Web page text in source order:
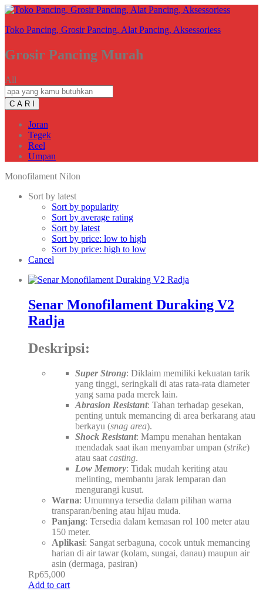
Toko Pancing, Grosir Pancing, Alat Pancing, Aksessoriess
Grosir Pancing Murah
All
C A R I
Joran
Tegek
Reel
Umpan
Monofilament Nilon
Sort by latest
Sort by popularity
Sort by average rating
Sort by latest
Sort by price: low to high
Sort by price: high to low
Cancel
Senar Monofilament Duraking V2
Radja
Deskripsi:
Super Strong: Diklaim memiliki kekuatan tarik
yang tinggi, seringkali di atas rata-rata diameter
yang sama pada merek lain.
Abrasion Resistant: Tahan terhadap gesekan,
penting untuk memancing di area berkarang atau
berkayu (snag area).
Shock Resistant: Mampu menahan hentakan
mendadak saat ikan menyambar umpan (strike)
atau saat casting.
Low Memory: Tidak mudah keriting atau
melinting, membantu jarak lemparan dan
mengurangi kusut.
Warna: Umumnya tersedia dalam pilihan warna
transparan/bening atau hijau muda.
Panjang: Tersedia dalam kemasan rol 100 meter atau
150 meter.
Aplikasi: Sangat serbaguna, cocok untuk memancing
harian di air tawar (kolam, sungai, danau) maupun air
asin (dermaga, pasiran)
Rp65,000
Add to cart